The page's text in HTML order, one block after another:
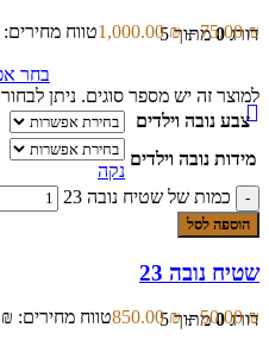
דורג0מתוך 575.00₪
–
1,000.00₪ טווח מחירים: ⁦75.00 ₪⁩ עד ⁦1,000.00 ₪⁩
בחר
למוצר זה יש מספר סוגים. ניתן
צבע נובה וילדים
מידות נובה וילדים
נקה
כמות של שטיח נובה 23
הוספה לסל
שטיח נובה 23
דורג0מתוך 550.00₪
–
850.00₪ טווח מחירים: ⁦50.00 ₪⁩ עד ⁦850.00 ₪⁩